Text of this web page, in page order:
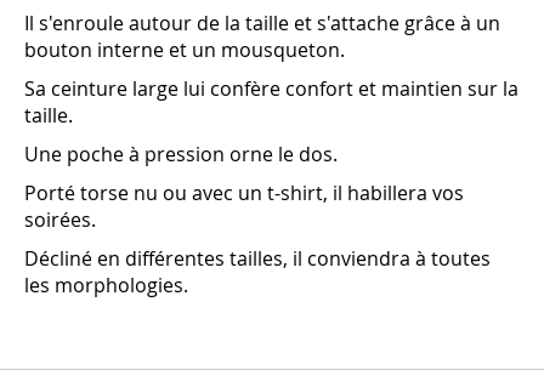
Il s'enroule autour de la taille et s'attache grâce à un
bouton interne et un mousqueton.
Sa ceinture large lui confère confort et maintien sur la
taille.
Une poche à pression orne le dos.
Porté torse nu ou avec un t-shirt, il habillera vos
soirées.
Décliné en différentes tailles, il conviendra à toutes
les morphologies.